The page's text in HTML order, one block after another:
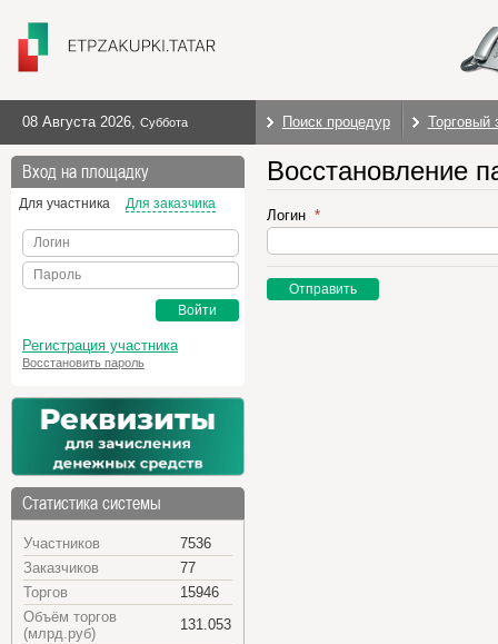
08 Августа 2026, Суббота Поиск процедур Торговый
Вход на площадку
Для участника Для заказчика
Логин
Пароль
Войти
Регистрация участника
Восстановить пароль
Статистика системы
Участников
7536
Заказчиков
77
Торгов
15946
Объём торгов
(млрд.руб)
131.053
Восстановление
Логин
Отправить